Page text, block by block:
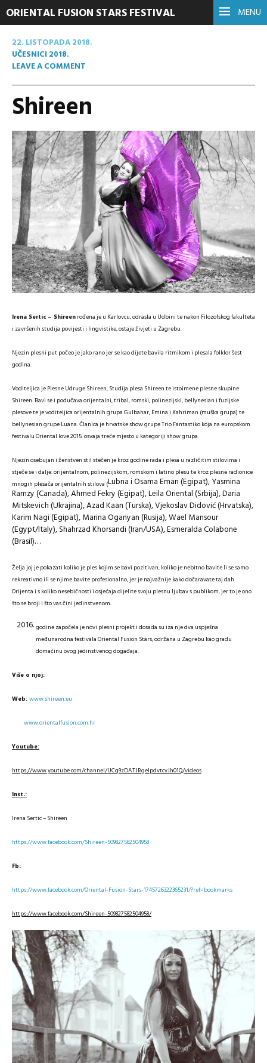
MENU
ORIENTAL FUSION STARS FESTIVAL
22. LISTOPADA 2018.
UČESNICI 2018.
LEAVE A COMMENT
Shireen
Irena Sertic – Shireenrođena je u Karlovcu, odrasla u Udbini te nakon Filozofskog fakulteta
i završenih studija povijesti i lingvistike, ostaje živjeti u Zagrebu.
Njezin plesni put počeo je jako rano jer se kao dijete bavila ritmikom i plesala folklor šest
godina.
Voditeljica je Plesne Udruge Shireen, Studija plesa Shireen te istoimene plesne skupine
Shireen.Bavi se i podučava orijentalni, tribal, romski, polinezijski, bellynesian i fuzijske
plesove te je voditeljica orijentalnih grupa Gulbahar, Emina i Kahriman (muška grupa) te
bellynesian grupe Luana. Članica je hrvatske show grupe Trio Fantastiko koja na europskom
festivalu Oriental love 2015. osvaja treće mjesto u kategoriji show grupa.
Njezin osebujan i ženstven stil stečen je kroz godine rada i plesa u različitim stilovima i
stječe se i dalje: orijentalnom, polinezijskom, romskom i latino plesu te kroz plesne radionice
mnogih plesača orijentalnih stilova (Lubna i Osama Eman (Egipat), Yasmina
Ramzy (Canada), Ahmed Fekry (Egipat), Leila Oriental (Srbija), Daria
Mitskevich (Ukrajina), Azad Kaan (Turska), Vjekoslav Didović (Hrvatska),
Karim Nagi (Egipat), Marina Oganyan (Rusija), Wael Mansour
(Egypt/Italy), Shahrzad Khorsandi (Iran/USA), Esmeralda Colabone
(Brasil)…
Želja joj je pokazati koliko je ples kojim se bavi pozitivan, koliko je nebitno bavite li se samo
rekreativno ili se njime bavite profesionalno, jer je najvažnije kako dočaravate taj dah
Orijenta i s koliko nesebičnosti i osjećaja dijelite svoju plesnu ljubav s publikom, jer to je ono
što se broji i što vas čini jedinstvenom.
godine započela je novi plesni projekt i dosada su iza nje dva uspješna
međunarodna festivala Oriental Fusion Stars, održana u Zagrebu kao gradu
domaćinu ovog jedinstvenog događaja.
Više o njoj:
Web:www.shireen.eu
www.orientalfusion.com.hr
Youtube:
https://www.youtube.com/channel/UCq9zDATJRgeIpdvtcvJh01Q/videos
Inst.:
Irena Sertic – Shireen
https://www.facebook.com/Shireen-509827582504958
Fb:
https://www.facebook.com/Oriental-Fusion-Stars-1745726322365231/?ref=bookmarks
https://www.facebook.com/Shireen-509827582504958/